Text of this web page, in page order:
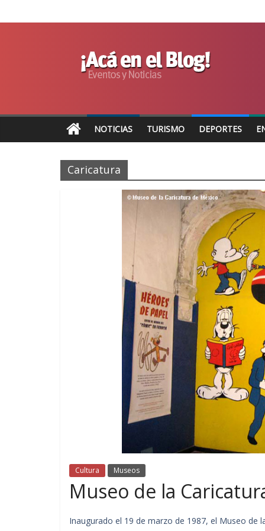
NOTICIAS TURISMO DEPORTES
Caricatura
Cultura Museos
Museo de la
Inaugurado el 19 de marzo de 1987, el Museo de